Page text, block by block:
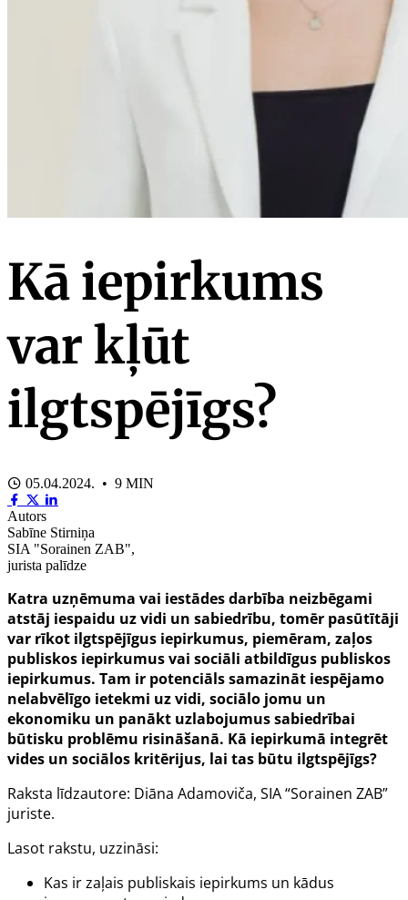
Kā iepirkums
var kļūt
ilgtspējīgs?
05.04.2024. • 9 MIN
Autors
Sabīne Stirniņa
SIA "Sorainen ZAB",
jurista palīdze
Katra uzņēmuma vai iestādes darbība neizbēgami
atstāj iespaidu uz vidi un sabiedrību, tomēr pasūtītāji
var rīkot ilgtspējīgus iepirkumus, piemēram, zaļos
publiskos iepirkumus vai sociāli atbildīgus publiskos
iepirkumus. Tam ir potenciāls samazināt iespējamo
nelabvēlīgo ietekmi uz vidi, sociālo jomu un
ekonomiku un panākt uzlabojumus sabiedrībai
būtisku problēmu risināšanā. Kā iepirkumā integrēt
vides un sociālos kritērijus, lai tas būtu ilgtspējīgs?
Raksta līdzautore: Diāna Adamoviča, SIA “Sorainen ZAB”
juriste.
Lasot rakstu, uzzināsi:
Kas ir zaļais publiskais iepirkums un kādus